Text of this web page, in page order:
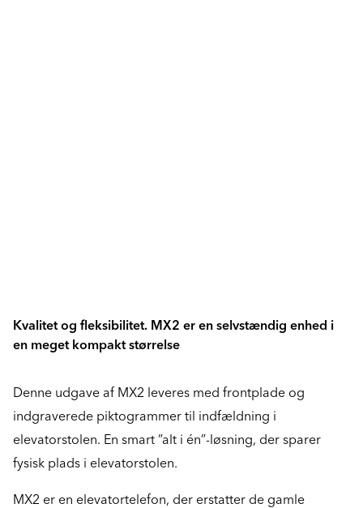
Kvalitet og fleksibilitet. MX2 er en selvstændig enhed i
en meget kompakt størrelse
Denne udgave af MX2 leveres med frontplade og
indgraverede piktogrammer til indfældning i
elevatorstolen. En smart ”alt i én”-løsning, der sparer
fysisk plads i elevatorstolen.
MX2 er en elevatortelefon, der erstatter de gamle